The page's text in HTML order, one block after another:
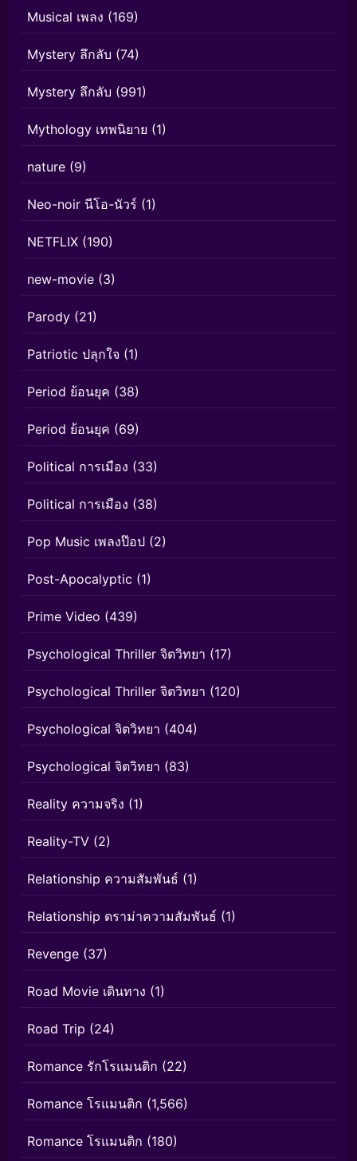
Musical เพลง (169)
Mystery ลึกลับ (74)
Mystery ลึกลับ (991)
Mythology เทพนิยาย (1)
nature (9)
Neo-noir นีโอ-นัวร์ (1)
NETFLIX (190)
new-movie (3)
Parody (21)
Patriotic ปลุกใจ (1)
Period ย้อนยุค (38)
Period ย้อนยุค (69)
Political การเมือง (33)
Political การเมือง (38)
Pop Music เพลงป๊อป (2)
Post-Apocalyptic (1)
Prime Video (439)
Psychological Thriller จิตวิทยา (17)
Psychological Thriller จิตวิทยา (120)
Psychological จิตวิทยา (404)
Psychological จิตวิทยา (83)
Reality ความจริง (1)
Reality-TV (2)
Relationship ความสัมพันธ์ (1)
Relationship ดราม่าความสัมพันธ์ (1)
Revenge (37)
Road Movie เดินทาง (1)
Road Trip (24)
Romance รักโรแมนติก (22)
Romance โรแมนติก (1,566)
Romance โรแมนติก (180)